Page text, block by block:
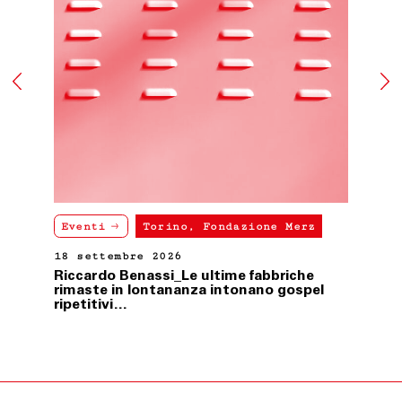
Resta esclusa ogni altra pretesa e/o richiesta di
risarcimento a qualsiasi titolo nei confronti di
Fondazione Merz.
ART. 10 LEGGE APPLICABILE
Eventi Torino, Fondazione Merz
18 settembre 2026
Riccardo Benassi_Le ultime fabbriche
rimaste in lontananza intonano gospel
ripetitivi…